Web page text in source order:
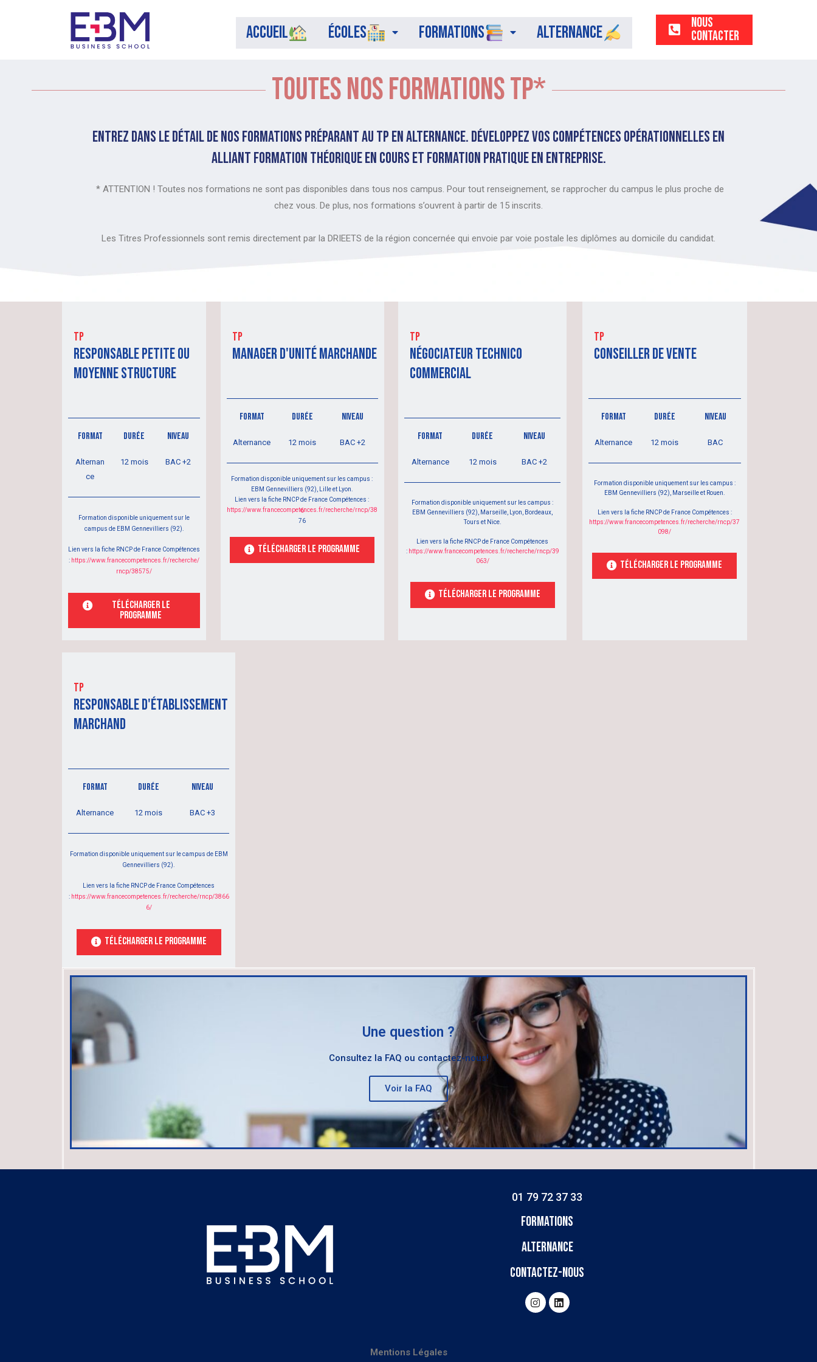
Accueil Écoles Formations Alternance
Nous
Contacter
TouTEs nos formations TP*
Entrez dans le détail de nos formations préparant au tp en alternance. Développez vos compétences opérationnelles en
alliant formation théorique en cours et formation pratique en entreprise.
* ATTENTION ! Toutes nos formations ne sont pas disponibles dans tous nos campus. Pour tout renseignement, se rapprocher du campus le plus proche de
chez vous. De plus, nos formations s’ouvrent à partir de 15 inscrits.
Les Titres Professionnels sont remis directement par la DRIEETS de la région concernée qui envoie par voie postale les diplômes au domicile du candidat.
tp
RESPONSABLE PETITE OU
MOYENNE STRUCTURE
FORMAT
Alternan
ce
DURÉE
12 mois
NIVEAU
BAC +2
Formation disponible uniquement sur le
campus de EBM Gennevilliers (92).
Lien vers la fiche RNCP de France Compétences
: https://www.francecompetences.fr/recherche/
rncp/38575/
TÉlécharger le
programme
tp
MANAGER D'unité marchande
FORMAT
Alternance
DURÉE
12 mois
NIVEAU
BAC +2
Formation disponible uniquement sur les campus :
EBM Gennevilliers (92), Lille et Lyon.
Lien vers la fiche RNCP de France Compétences :
https://www.francecompetences.fr/recherche/rncp/386
76
TÉlécharger le programme
tp
NÉGOCIATEUR TECHNICO
COMMERCIAL
FORMAT
Alternance
DURÉE
12 mois
NIVEAU
BAC +2
Formation disponible uniquement sur les campus :
EBM Gennevilliers (92), Marseille, Lyon, Bordeaux,
Tours et Nice.
Lien vers la fiche RNCP de France Compétences
: https://www.francecompetences.fr/recherche/rncp/39
063/
TÉlécharger le programme
tp
CONSEILLER DE VENTE
FORMAT
Alternance
DURÉE
12 mois
NIVEAU
BAC
Formation disponible uniquement sur les campus :
EBM Gennevilliers (92), Marseille et Rouen.
Lien vers la fiche RNCP de France Compétences :
https://www.francecompetences.fr/recherche/rncp/37
098/
TÉlécharger le programme
tp
RESPONSABLE d'ÉTABLISSEMENT
MARCHAND
FORMAT
Alternance
DURÉE
12 mois
NIVEAU
BAC +3
Formation disponible uniquement sur le campus de EBM
Gennevilliers (92).
Lien vers la fiche RNCP de France Compétences
: https://www.francecompetences.fr/recherche/rncp/3866
6/
TÉlécharger le programme
Une question ?
Consultez la FAQ ou contactez-nous!
Voir la FAQ
01 79 72 37 33
Formations
ALTERNANCE
Contactez-nous
Mentions Légales